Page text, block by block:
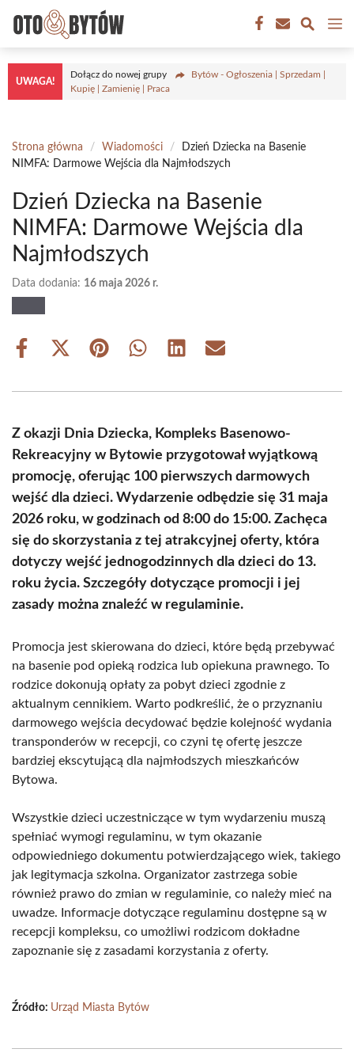
treści
UWAGA!
Dołącz do nowej grupy
Bytów - Ogłoszenia | Sprzedam |
Kupię | Zamienię | Praca
Strona główna / Wiadomości /
Dzień Dziecka na Basenie
NIMFA: Darmowe Wejścia dla Najmłodszych
Dzień Dziecka na Basenie
NIMFA: Darmowe Wejścia dla
Najmłodszych
Data dodania: 16 maja 2026 r.
Share
Share
(Twitter)
Share Share Share Share
Z okazji Dnia Dziecka, Kompleks Basenowo-
Rekreacyjny w Bytowie przygotował wyjątkową
promocję, oferując 100 pierwszych darmowych
wejść dla dzieci. Wydarzenie odbędzie się 31 maja
2026 roku, w godzinach od 8:00 do 15:00. Zachęca
się do skorzystania z tej atrakcyjnej oferty, która
dotyczy wejść jednogodzinnych dla dzieci do 13.
roku życia. Szczegóły dotyczące promocji i jej
zasady można znaleźć w regulaminie.
Promocja jest skierowana do dzieci, które będą przebywać
na basenie pod opieką rodzica lub opiekuna prawnego. To
rodzice dokonują opłaty za pobyt dzieci zgodnie z
aktualnym cennikiem. Warto podkreślić, że o przyznaniu
darmowego wejścia decydować będzie kolejność wydania
transponderów w recepcji, co czyni tę ofertę jeszcze
bardziej ekscytującą dla najmłodszych mieszkańców
Bytowa.
Wszystkie dzieci uczestniczące w tym wydarzeniu muszą
spełniać wymogi regulaminu, w tym okazanie
odpowiedniego dokumentu potwierdzającego wiek, takiego
jak legitymacja szkolna. Organizator zastrzega sobie
również prawo do zmian w regulaminie, co należy mieć na
uwadze. Informacje dotyczące regulaminu dostępne są w
recepcji kompleksu, co umożliwi rodzicom dokładne
zapoznanie się z zasadami korzystania z oferty.
Źródło: Urząd Miasta Bytów